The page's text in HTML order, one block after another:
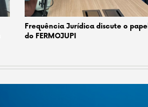
Frequência Jurídica discute o papel
do FERMOJUPI